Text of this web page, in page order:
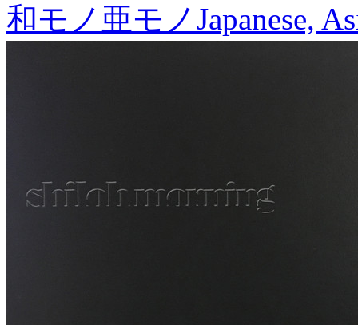
和モノ亜モノJapanese,